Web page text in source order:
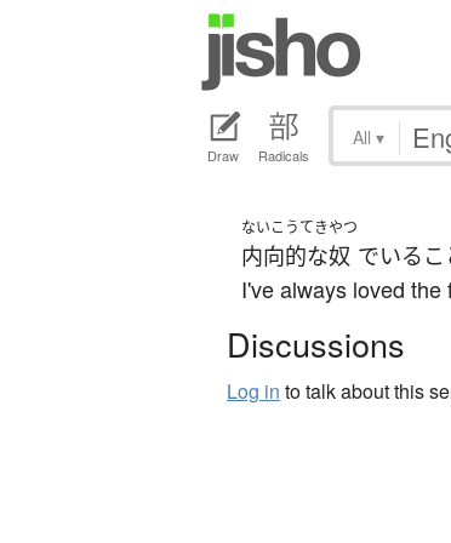
Draw Radicals
All ▾
ないこうてき
内向的な
やつ
奴 でいる こ
I've always loved
Discussions
Log in to talk about this